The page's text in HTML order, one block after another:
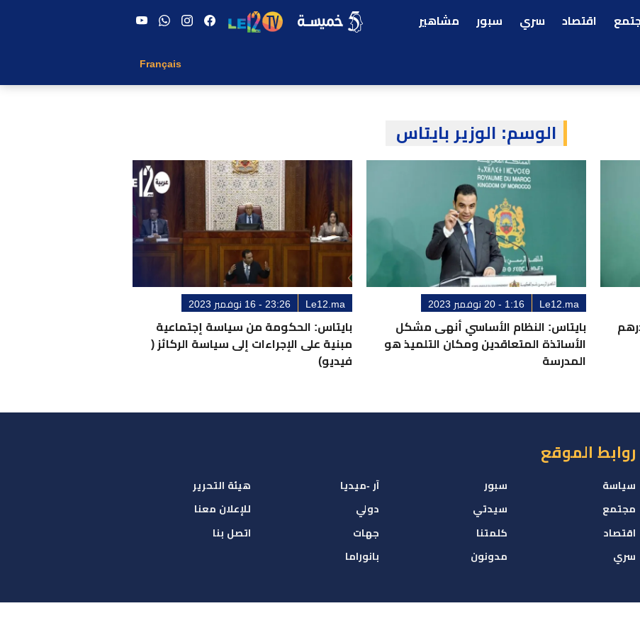
اقتصاد سري سبور مشاهير
Français
الوسم: الوزير بايتاس
أقرت زيادة 3000 درهم
Le12.ma 1:16 - 20 نوفمبر 2023
بايتاس: النظام الأساسي أنهى مشكل
الأساتذة المتعاقدين ومكان التلميذ هو
المدرسة
Le12.ma 23:26 - 16 نوفمبر 2023
بايتاس: الحكومة من سياسة إجتماعية
مبنية على الإجراءات إلى سياسة الركائز (
فيديو)
روابط الموقع
سياسة
مجتمع
اقتصاد
سري
سبور
سيدتي
كلمتنا
مدونون
آر -ميديا
دولي
جهات
بانوراما
هيئة التحرير
للإعلان معنا
اتصل بنا